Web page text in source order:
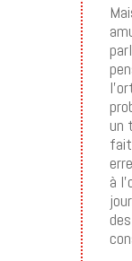
un
à